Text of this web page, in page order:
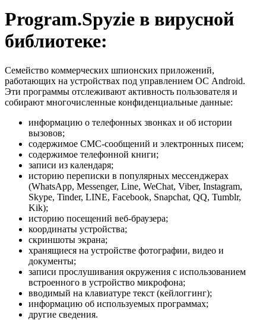
Program.Spyzie в вирусной
библиотеке:
Семейство коммерческих шпионских приложений,
работающих на устройствах под управлением ОС Android.
Эти программы отслеживают активность пользователя и
собирают многочисленные конфиденциальные данные:
информацию о телефонных звонках и об истории
вызовов;
содержимое СМС-сообщений и электронных писем;
содержимое телефонной книги;
записи из календаря;
историю переписки в популярных мессенджерах
(WhatsApp, Messenger, Line, WeChat, Viber, Instagram,
Skype, Tinder, LINE, Facebook, Snapchat, QQ, Tumblr,
Kik);
историю посещений веб-браузера;
координаты устройства;
скриншоты экрана;
хранящиеся на устройстве фотографии, видео и
документы;
записи прослушивания окружения с использованием
встроенного в устройство микрофона;
вводимый на клавиатуре текст (кейлоггинг);
информацию об используемых программах;
другие сведения.